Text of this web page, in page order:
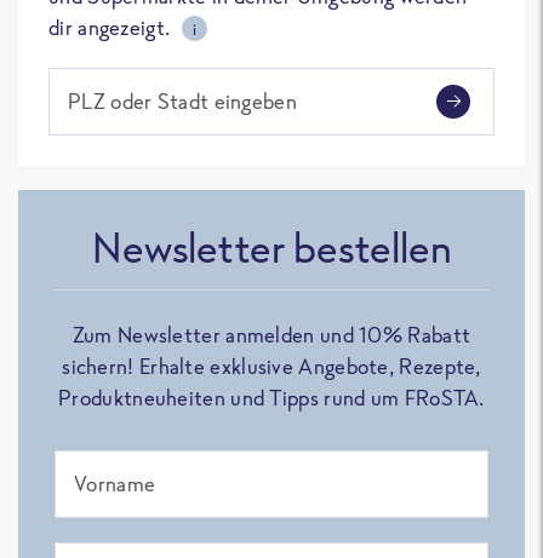
dir angezeigt.
i
PLZ oder Stadt eingeben
Newsletter bestellen
Zum Newsletter anmelden und 10% Rabatt
sichern! Erhalte exklusive Angebote, Rezepte,
Produktneuheiten und Tipps rund um FRoSTA.
Vorname